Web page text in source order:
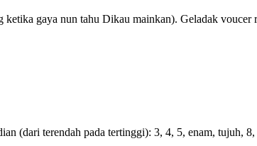
ketika gaya nun tahu Dikau mainkan). Geladak
(dari terendah pada tertinggi): 3, 4, 5, enam,